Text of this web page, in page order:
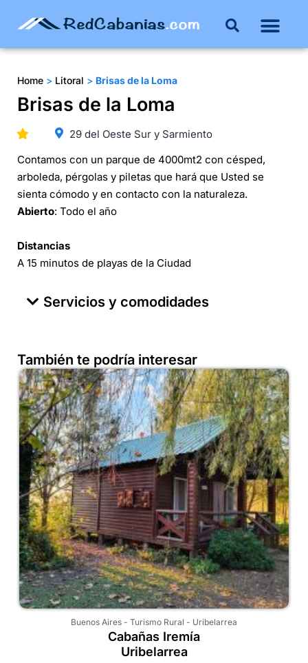
Home > Litoral > Brisas de la Loma
Brisas de la Loma
29 del Oeste Sur y Sarmiento
Contamos con un parque de 4000mt2 con césped,
arboleda, pérgolas y piletas que hará que Usted se
sienta cómodo y en contacto con la naturaleza.
Abierto: Todo el año
Distancias
A 15 minutos de playas de la Ciudad
Servicios y comodidades
También te podría interesar
Buenos Aires - Turismo Rural - Uribelarrea
Cabañas Iremía
Uribelarrea